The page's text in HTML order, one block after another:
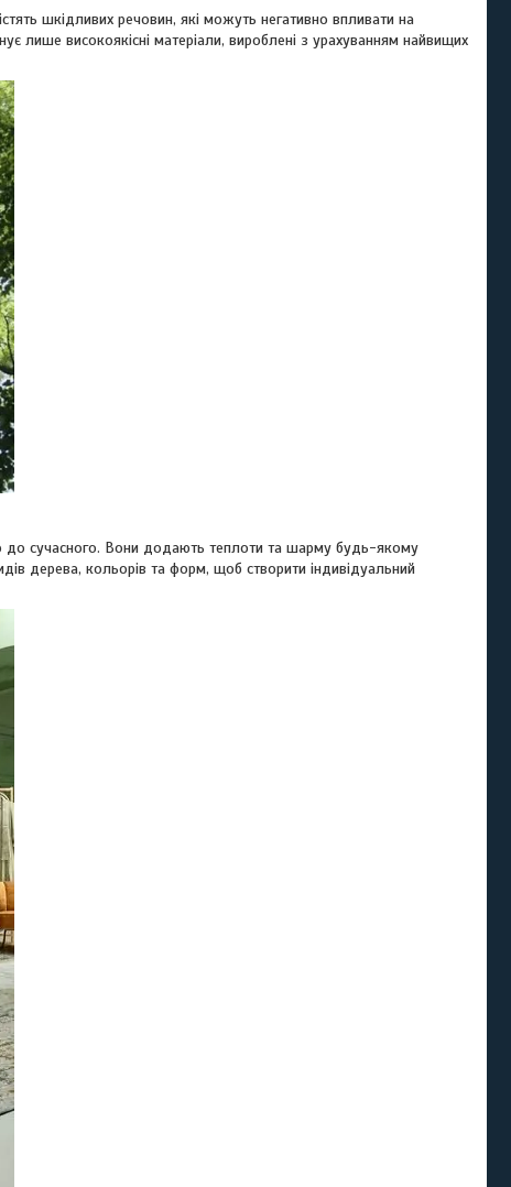
шкідливих речовин, які можуть негативно впливати на
лише високоякісні матеріали, вироблені з урахуванням найвищих
до сучасного. Вони додають теплоти та шарму будь-якому
дерева, кольорів та форм, щоб створити індивідуальний